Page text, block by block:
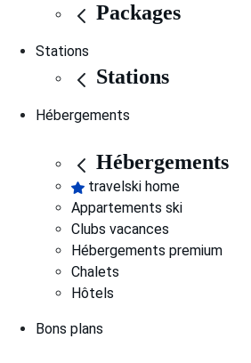
Packages
Stations
Stations
Hébergements
Hébergements
travelski home
Appartements ski
Clubs vacances
Hébergements premium
Chalets
Hôtels
Bons plans